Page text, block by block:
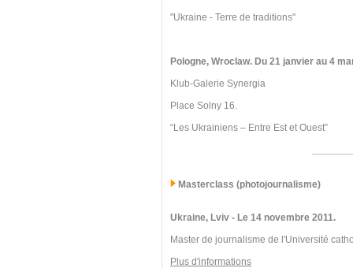
"Ukraine - Terre de traditions"
Pologne, Wroclaw. Du 21 janvier au 4
Klub-Galerie Synergia
Place Solny 16.
“Les Ukrainiens – Entre Est et Ouest”
Masterclass (photojournalisme)
Ukraine, Lviv - Le 14 novembre 2011.
Master de journalisme de l'Université
Plus d'informations